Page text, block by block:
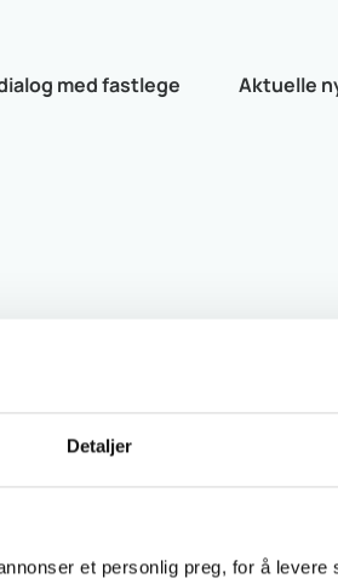
Detaljer
et personlig preg, for å
med fastlege Aktuelle
allmennlege i Arendal.
hjem til Arendal.
er mest sannsynlig på plass